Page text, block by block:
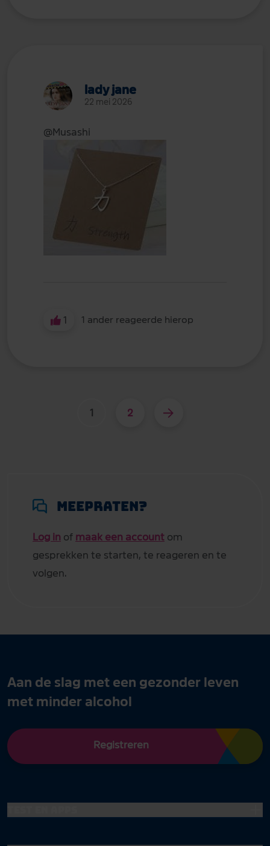
lady jane
22 mei 2026
@Musashi
1 1 ander reageerde hierop
1 2
Meepraten?
Log in of maak een account om
gesprekken te starten, te reageren en te
volgen.
Aan de slag met een gezonder leven
met minder alcohol
Registreren